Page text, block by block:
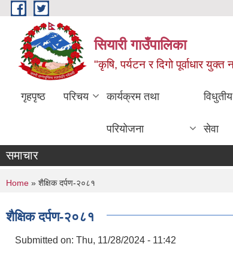
Skip to main content
सियारी गाउँपालिका
"कृषि, पर्यटन र दिगो पूर्वाधार युक्त
गृहपृष्ठ परिचय कार्यक्रम तथा
परियोजना सेवा
समाचार
You are here
Home » शैक्षिक दर्पण-२०८१
शैक्षिक दर्पण-२०८१
Submitted on: Thu, 11/28/2024 - 11:42